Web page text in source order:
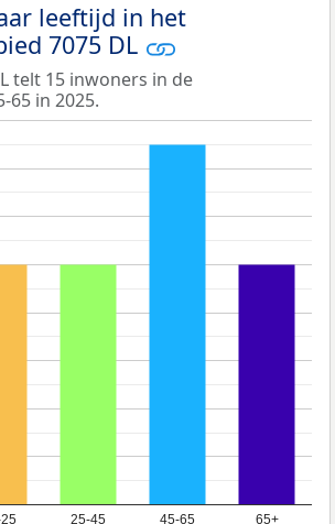
leeftijd in het
7075 DL
telt 15 inwoners in de
65 in 2025.
25-45 45-65 65+